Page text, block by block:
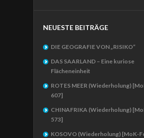
NEUESTE BEITRÄGE
DIE GEOGRAFIE VON „RISIKO“
DAS SAARLAND – Eine kuriose
Flächeneinheit
ROTES MEER (Wiederholung)
607]
CHINAFRIKA (Wiederholung)
573]
KOSOVO (Wiederholung) [MoK-